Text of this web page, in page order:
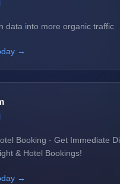
data into more organic traffic
→
Booking - Get Immediate
& Hotel Bookings!
→